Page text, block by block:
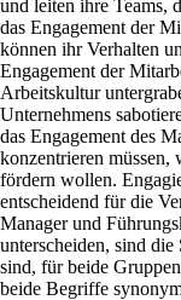
und leiten ihre Teams,
das Engagement der
können ihr Verhalten
Engagement der
Arbeitskultur
Unternehmens
das Engagement des
konzentrieren müssen,
fördern wollen.
entscheidend für die
Manager und
unterscheiden, sind
sind, für beide
beide Begriffe